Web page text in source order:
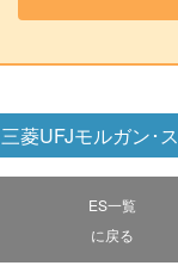
三菱UFJモルガン･
ES一覧
に戻る